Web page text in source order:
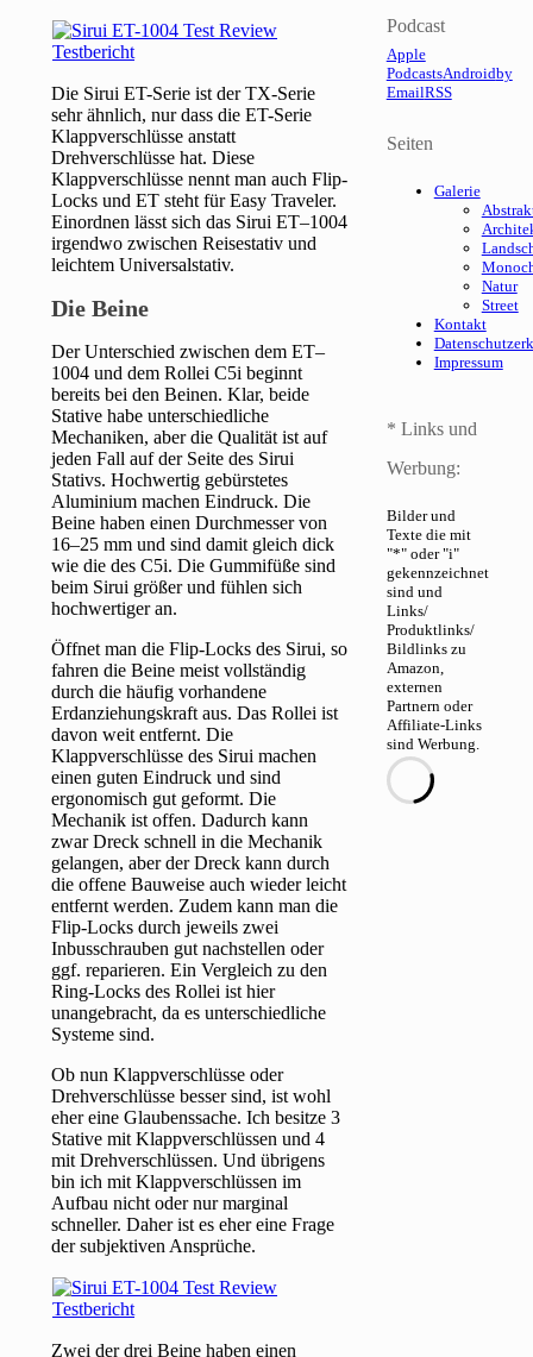
Die Sirui ET-Serie ist der TX-Serie
sehr ähnlich, nur dass die ET-Serie
Klappverschlüsse anstatt
Drehverschlüsse hat. Diese
Klappverschlüsse nennt man auch Flip-
Locks und ET steht für Easy Traveler.
Einordnen lässt sich das Sirui ET–1004
irgendwo zwischen Reisestativ und
leichtem Universalstativ.
Die Beine
Der Unterschied zwischen dem ET–
1004 und dem Rollei C5i beginnt
bereits bei den Beinen. Klar, beide
Stative habe unterschiedliche
Mechaniken, aber die Qualität ist auf
jeden Fall auf der Seite des Sirui
Stativs. Hochwertig gebürstetes
Aluminium machen Eindruck. Die
Beine haben einen Durchmesser von
16–25 mm und sind damit gleich dick
wie die des C5i. Die Gummifüße sind
beim Sirui größer und fühlen sich
hochwertiger an.
Öffnet man die Flip-Locks des Sirui, so
fahren die Beine meist vollständig
durch die häufig vorhandene
Erdanziehungskraft aus. Das Rollei ist
davon weit entfernt. Die
Klappverschlüsse des Sirui machen
einen guten Eindruck und sind
ergonomisch gut geformt. Die
Mechanik ist offen. Dadurch kann
zwar Dreck schnell in die Mechanik
gelangen, aber der Dreck kann durch
die offene Bauweise auch wieder leicht
entfernt werden. Zudem kann man die
Flip-Locks durch jeweils zwei
Inbusschrauben gut nachstellen oder
ggf. reparieren. Ein Vergleich zu den
Ring-Locks des Rollei ist hier
unangebracht, da es unterschiedliche
Systeme sind.
Ob nun Klappverschlüsse oder
Drehverschlüsse besser sind, ist wohl
eher eine Glaubenssache. Ich besitze 3
Stative mit Klappverschlüssen und 4
mit Drehverschlüssen. Und übrigens
bin ich mit Klappverschlüssen im
Aufbau nicht oder nur marginal
schneller. Daher ist es eher eine Frage
der subjektiven Ansprüche.
Zwei der drei Beine haben einen
Podcast
Apple
PodcastsAndroidby
EmailRSS
Seiten
Galerie
Natur
Street
Kontakt
Impressum
* Links und
Werbung:
Bilder und
Texte die mit
"*" oder "i"
gekennzeichnet
sind und
Links/
Produktlinks/
Bildlinks zu
Amazon,
externen
Partnern oder
Affiliate-Links
sind Werbung.